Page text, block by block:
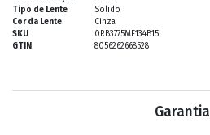
Tipo de Lente
Solido
Cor da Lente
Cinza
SKU
0RB3775MF134B15
GTIN
8056262668528
Garantia